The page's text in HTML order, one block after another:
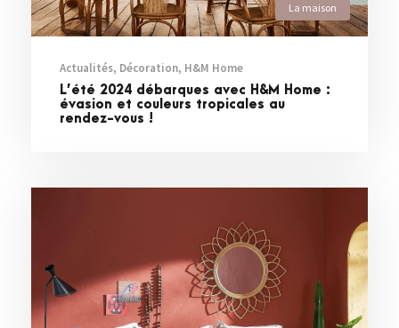
La maison
Actualités, Décoration, H&M Home
L’été 2024 débarques avec H&M Home :
évasion et couleurs tropicales au
rendez-vous !